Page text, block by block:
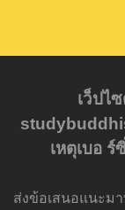
เว็ปไ
เหตุเบอ
ส่งข้อเสนอแนะมา